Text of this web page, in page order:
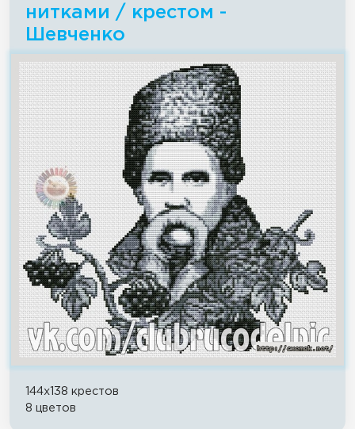
нитками / крестом -
Шевченко
144x138 крестов
8 цветов